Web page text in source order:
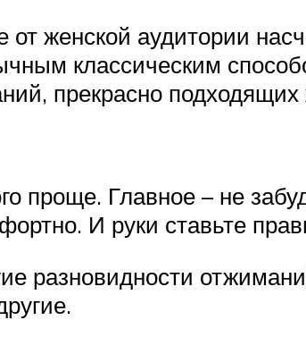
от женской аудитории
классическим
прекрасно
проще. Главное – не
И руки ставьте
разновидности